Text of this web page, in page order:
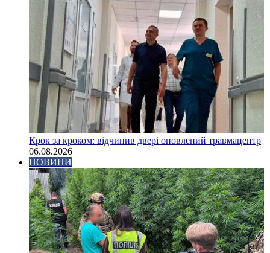
Крок за кроком: відчинив двері оновлений травмацентр
06.08.2026
НОВИНИ